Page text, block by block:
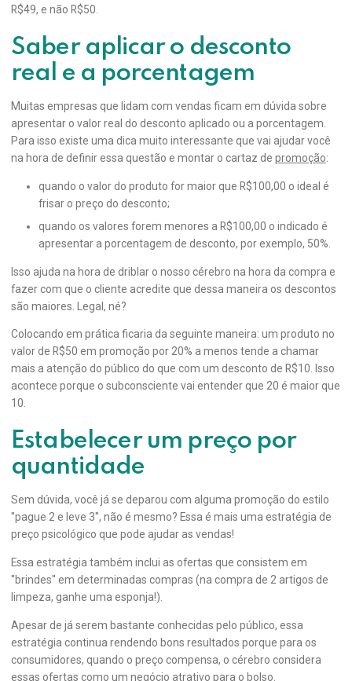
R$49, e não R$50.
Saber aplicar o desconto
real e a porcentagem
Muitas empresas que lidam com vendas ficam em dúvida sobre
apresentar o valor real do desconto aplicado ou a porcentagem.
Para isso existe uma dica muito interessante que vai ajudar você
na hora de definir essa questão e montar o cartaz de promoção:
quando o valor do produto for maior que R$100,00 o ideal é
frisar o preço do desconto;
quando os valores forem menores a R$100,00 o indicado é
apresentar a porcentagem de desconto, por exemplo, 50%.
Isso ajuda na hora de driblar o nosso cérebro na hora da compra e
fazer com que o cliente acredite que dessa maneira os descontos
são maiores. Legal, né?
Colocando em prática ficaria da seguinte maneira: um produto no
valor de R$50 em promoção por 20% a menos tende a chamar
mais a atenção do público do que com um desconto de R$10. Isso
acontece porque o subconsciente vai entender que 20 é maior que
10.
Estabelecer um preço por
quantidade
Sem dúvida, você já se deparou com alguma promoção do estilo
''pague 2 e leve 3'', não é mesmo? Essa é mais uma estratégia de
preço psicológico que pode ajudar as vendas!
Essa estratégia também inclui as ofertas que consistem em
''brindes'' em determinadas compras (na compra de 2 artigos de
limpeza, ganhe uma esponja!).
Apesar de já serem bastante conhecidas pelo público, essa
estratégia continua rendendo bons resultados porque para os
consumidores, quando o preço compensa, o cérebro considera
essas ofertas como um negócio atrativo para o bolso.